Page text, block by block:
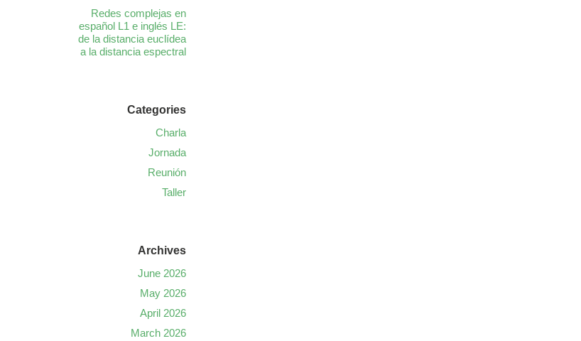
Redes complejas en
español L1 e inglés LE:
de la distancia euclídea
a la distancia espectral
Categories
Charla
Jornada
Reunión
Taller
Archives
June 2026
May 2026
April 2026
March 2026